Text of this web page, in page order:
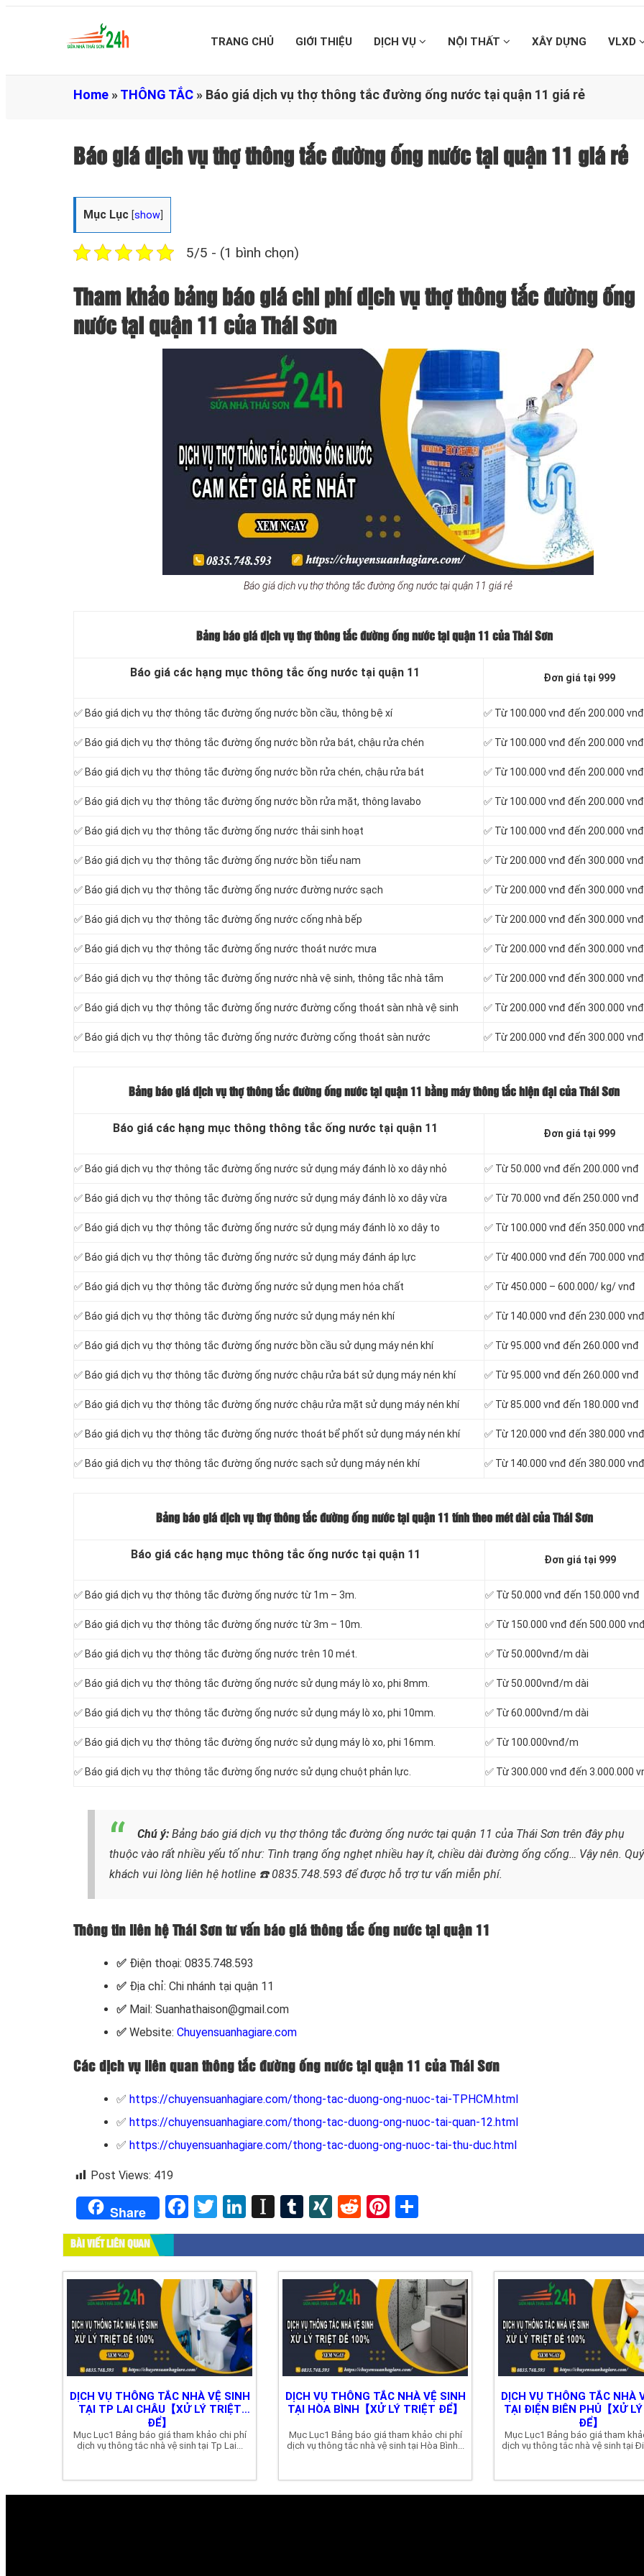
TRANG CHỦ GIỚI THIỆU DỊCH VỤ NỘI THẤT XÂY DỰNG VLXD
Home »THÔNG TẮC » Báo giá dịch vụ thợ thông tắc đường ống nước tại quận 11 giá rẻ
Báo giá dịch vụ thợ thông tắc đường ống nước tại quận 11 giá rẻ
Mục Lục [show
5/5 - (1 bình chọn)
Tham khảo bảng báo giá chi phí dịch vụ thợ thông tắc đường ống
nước tại quận 11 của Thái Sơn
Báo giá dịch vụ thợ thông tắc đường ống nước tại quận 11 giá rẻ
Bảng báo giá dịch vụ thợ thông tắc đường ống nước tại quận 11 của Thái Sơn
Báo giá các hạng mục thông tắc ống nước tại quận 11 Đơn giá tại 999
✅ Báo giá dịch vụ thợ thông tắc đường ống nước bồn cầu, thông bệ xí ✅ Từ 100.000 vnđ đến 200.000 vnđ
✅ Báo giá dịch vụ thợ thông tắc đường ống nước bồn rửa bát, chậu rửa chén ✅ Từ 100.000 vnđ đến 200.000 vnđ
✅ Báo giá dịch vụ thợ thông tắc đường ống nước bồn rửa chén, chậu rửa bát ✅ Từ 100.000 vnđ đến 200.000 vnđ
✅ Báo giá dịch vụ thợ thông tắc đường ống nước bồn rửa mặt, thông lavabo ✅ Từ 100.000 vnđ đến 200.000 vnđ
‎✅ Báo giá dịch vụ thợ thông tắc đường ống nước thải sinh hoạt ✅ Từ 100.000 vnđ đến 200.000 vnđ
✅ Báo giá dịch vụ thợ thông tắc đường ống nước bồn tiểu nam ✅ Từ 200.000 vnđ đến 300.000 vnđ
✅ Báo giá dịch vụ thợ thông tắc đường ống nước đường nước sạch ✅ Từ 200.000 vnđ đến 300.000 vnđ
✅ Báo giá dịch vụ thợ thông tắc đường ống nước cống nhà bếp ✅ Từ 200.000 vnđ đến 300.000 vnđ
✅ Báo giá dịch vụ thợ thông tắc đường ống nước thoát nước mưa ✅ Từ 200.000 vnđ đến 300.000 vnđ
✅ Báo giá dịch vụ thợ thông tắc đường ống nước nhà vệ sinh, thông tắc nhà tắm ✅ Từ 200.000 vnđ đến 300.000 vnđ
✅ Báo giá dịch vụ thợ thông tắc đường ống nước đường cống thoát sàn nhà vệ sinh ✅ Từ 200.000 vnđ đến 300.000 vnđ
✅ Báo giá dịch vụ thợ thông tắc đường ống nước đường cống thoát sàn nước ✅ Từ 200.000 vnđ đến 300.000 vnđ
Bảng báo giá dịch vụ thợ thông tắc đường ống nước tại quận 11 bằng máy thông tắc hiện đại của Thái Sơn
Báo giá các hạng mục thông thông tắc ống nước tại quận 11 Đơn giá tại 999
✅ Báo giá dịch vụ thợ thông tắc đường ống nước sử dụng máy đánh lò xo dây nhỏ ✅ Từ 50.000 vnđ đến 200.000 vnđ
✅ Báo giá dịch vụ thợ thông tắc đường ống nước sử dụng máy đánh lò xo dây vừa ✅ Từ 70.000 vnđ đến 250.000 vnđ
✅ Báo giá dịch vụ thợ thông tắc đường ống nước sử dụng máy đánh lò xo dây to ✅ Từ 100.000 vnđ đến 350.000 vnđ
✅ Báo giá dịch vụ thợ thông tắc đường ống nước sử dụng máy đánh áp lực ✅ Từ 400.000 vnđ đến 700.000 vnđ
✅ Báo giá dịch vụ thợ thông tắc đường ống nước sử dụng men hóa chất ✅ Từ 450.000 – 600.000/ kg/ vnđ
✅ Báo giá dịch vụ thợ thông tắc đường ống nước sử dụng máy nén khí ✅ Từ 140.000 vnđ đến 230.000 vnđ
✅ Báo giá dịch vụ thợ thông tắc đường ống nước bồn cầu sử dụng máy nén khí ✅ Từ 95.000 vnđ đến 260.000 vnđ
✅ Báo giá dịch vụ thợ thông tắc đường ống nước chậu rửa bát sử dụng máy nén khí ✅ Từ 95.000 vnđ đến 260.000 vnđ
✅ Báo giá dịch vụ thợ thông tắc đường ống nước chậu rửa mặt sử dụng máy nén khí ✅ Từ 85.000 vnđ đến 180.000 vnđ
✅ Báo giá dịch vụ thợ thông tắc đường ống nước thoát bể phốt sử dụng máy nén khí ✅ Từ 120.000 vnđ đến 380.000 vnđ
✅ Báo giá dịch vụ thợ thông tắc đường ống nước sạch sử dụng máy nén khí ✅ Từ 140.000 vnđ đến 380.000 vnđ
Bảng báo giá dịch vụ thợ thông tắc đường ống nước tại quận 11 tính theo mét dài của Thái Sơn
Báo giá các hạng mục thông tắc ống nước tại quận 11 Đơn giá tại 999
✅ Báo giá dịch vụ thợ thông tắc đường ống nước từ 1m – 3m. ✅ Từ 50.000 vnđ đến 150.000 vnđ
✅ Báo giá dịch vụ thợ thông tắc đường ống nước từ 3m – 10m. ✅ Từ 150.000 vnđ đến 500.000
✅ Báo giá dịch vụ thợ thông tắc đường ống nước trên 10 mét. ✅ Từ 50.000vnđ/m dài
✅ Báo giá dịch vụ thợ thông tắc đường ống nước sử dụng máy lò xo, phi 8mm. ✅ Từ 50.000vnđ/m dài
✅ Báo giá dịch vụ thợ thông tắc đường ống nước sử dụng máy lò xo, phi 10mm. ✅ Từ 60.000vnđ/m dài
✅ Báo giá dịch vụ thợ thông tắc đường ống nước sử dụng máy lò xo, phi 16mm. ✅ Từ 100.000vnđ/m
✅ Báo giá dịch vụ thợ thông tắc đường ống nước sử dụng chuột phản lực. ✅ Từ 300.000 vnđ đến 3.000.000
Chú ý: Bảng báo giá dịch vụ thợ thông tắc đường ống nước tại quận 11 của Thái Sơn trên đây phụ
thuộc vào rất nhiều yếu tố như: Tình trạng ống nghẹt nhiều hay ít, chiều dài đường ống cống… Vậy nên. Quý
khách vui lòng liên hệ hotline ☎️ 0835.748.593 để được hỗ trợ tư vấn miễn phí.
Thông tin liên hệ Thái Sơn tư vấn báo giá thông tắc ống nước tại quận 11
✅ Điện thoại: 0835.748.593
✅ Địa chỉ: Chi nhánh tại quận 11
✅ Mail: Suanhathaison@gmail.com
✅ Website: Chuyensuanhagiare.com
Các dịch vụ liên quan thông tắc đường ống nước tại quận 11 của Thái Sơn
✅ https://chuyensuanhagiare.com/thong-tac-duong-ong-nuoc-tai-TPHCM.html
✅ https://chuyensuanhagiare.com/thong-tac-duong-ong-nuoc-tai-quan-12.html
✅ https://chuyensuanhagiare.com/thong-tac-duong-ong-nuoc-tai-thu-duc.html
Post Views: 419
Share Facebook
Twitter
LinkedIn
Instapaper
Tumblr
XINGRedditPinterest
BÀI VIẾT LIÊN QUAN
DỊCH VỤ THÔNG TẮC NHÀ VỆ SINH
TẠI TP LAI CHÂU【XỬ LÝ TRIỆT
ĐỂ】
Mục Lục1 Bảng báo giá tham khảo chi phí
dịch vụ thông tắc nhà vệ sinh tại Tp Lai...
DỊCH VỤ THÔNG TẮC NHÀ VỆ SINH
TẠI HÒA BÌNH【XỬ LÝ TRIỆT ĐỂ】
Mục Lục1 Bảng báo giá tham khảo chi phí
dịch vụ thông tắc nhà vệ sinh tại Hòa Bình...
DỊCH VỤ THÔNG TẮC NHÀ
TẠI ĐIỆN BIÊN PHỦ【XỬ
ĐỂ】
Mục Lục1 Bảng báo giá tham
dịch vụ thông tắc nhà vệ sinh tại